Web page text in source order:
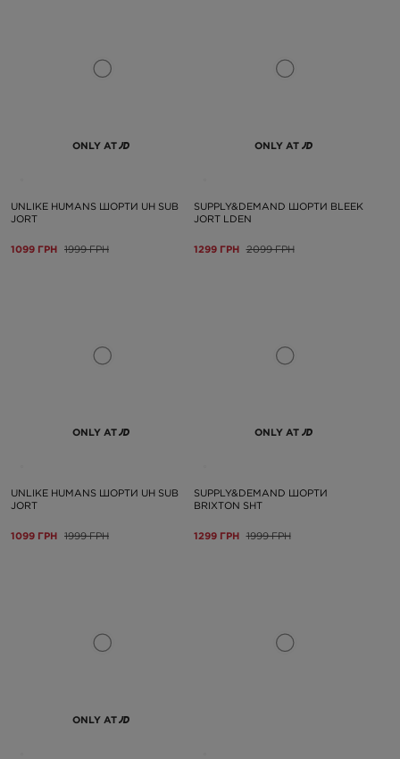
ONLY AT
UNLIKE HUMANS ШОРТИ UH SUB
JORT
1099 ГРН 1999 ГРН
ONLY AT
SUPPLY&DEMAND ШОРТИ BLEEK
JORT LDEN
1299 ГРН 2099 ГРН
ONLY AT
UNLIKE HUMANS ШОРТИ UH SUB
JORT
1099 ГРН 1999 ГРН
ONLY AT
SUPPLY&DEMAND ШОРТИ
BRIXTON SHT
1299 ГРН 1999 ГРН
ONLY AT